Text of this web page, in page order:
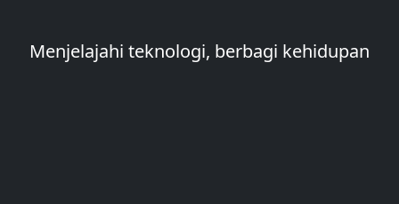
Menjelajahi teknologi, berbagi kehidupan